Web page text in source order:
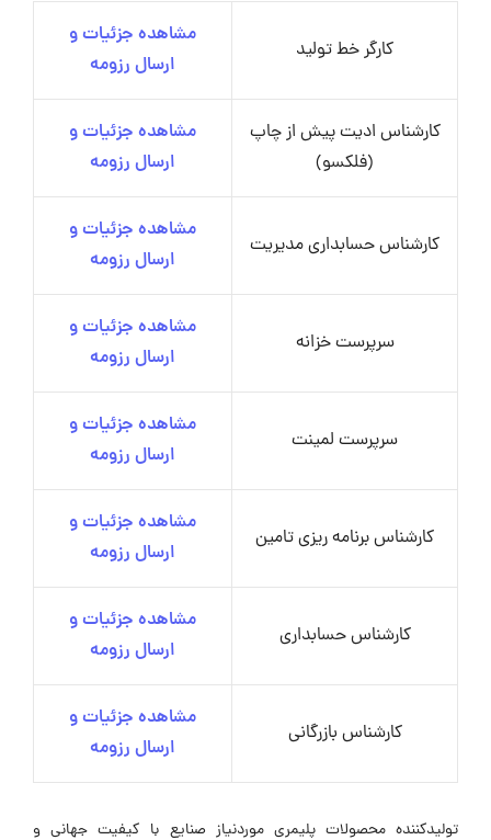
کارگر خط تولید
مشاهده جزئیات و
ارسال رزومه
کارشناس ادیت پیش از چاپ
(فلکسو)
مشاهده جزئیات و
ارسال رزومه
کارشناس حسابداری مدیریت
مشاهده جزئیات و
ارسال رزومه
سرپرست خزانه
مشاهده جزئیات و
ارسال رزومه
سرپرست لمینت
مشاهده جزئیات و
ارسال رزومه
کارشناس برنامه ریزی تامین
مشاهده جزئیات و
ارسال رزومه
کارشناس حسابداری
مشاهده جزئیات و
ارسال رزومه
کارشناس بازرگانی
مشاهده جزئیات و
ارسال رزومه
تولیدکننده محصولات پلیمری موردنیاز صنایع با کیفیت جهانی و